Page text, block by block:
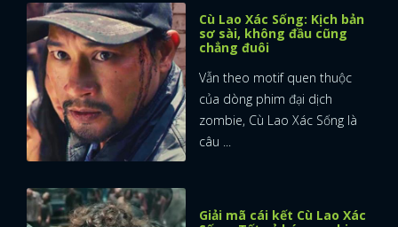
Cù Lao Xác Sống: Kịch bản
sơ sài, không đầu cũng
chẳng đuôi
Vẫn theo motif quen thuộc
của dòng phim đại dịch
zombie, Cù Lao Xác Sống là
câu ...
Giải mã cái kết Cù Lao Xác